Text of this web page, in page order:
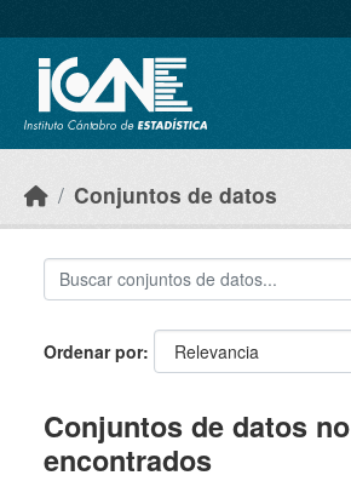
Conjuntos de datos
Ordenar por
Conjuntos de datos no
encontrados